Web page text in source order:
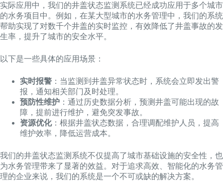
实际应用中，我们的井盖状态监测系统已经成功应用于多个城市
的水务项目中。例如，在某大型城市的水务管理中，我们的系统
帮助实现了对数千个井盖的实时监控，有效降低了井盖事故的发
生率，提升了城市的安全水平。
以下是一些具体的应用场景：
实时报警 ：当监测到井盖异常状态时，系统会立即发出警
报，通知相关部门及时处理。
预防性维护 ：通过历史数据分析，预测井盖可能出现的故
障，提前进行维护，避免突发事故。
资源优化：根据井盖状态数据，合理调配维护人员，提高
维护效率，降低运营成本。
我们的井盖状态监测系统不仅提高了城市基础设施的安全性，也
为水务管理带来了显著的效益。对于追求高效、智能化的水务管
理的企业来说，我们的系统是一个不可或缺的解决方案。